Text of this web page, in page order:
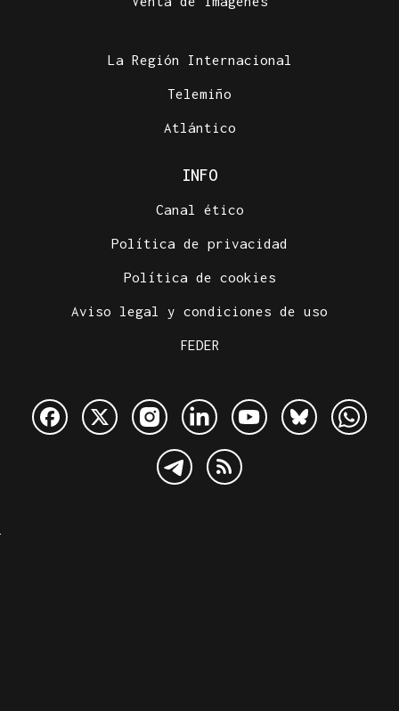
La Región Internacional
Telemiño
Atlántico
INFO
Canal ético
Política de privacidad
Política de cookies
Aviso legal y condiciones de uso
FEDER